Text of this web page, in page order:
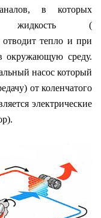
в которых
жидкость (
тепло и при
окружающую среду.
насос который
от коленчатого
электрические